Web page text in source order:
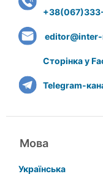
Сторінка у
Telegram-
Мова
Українська